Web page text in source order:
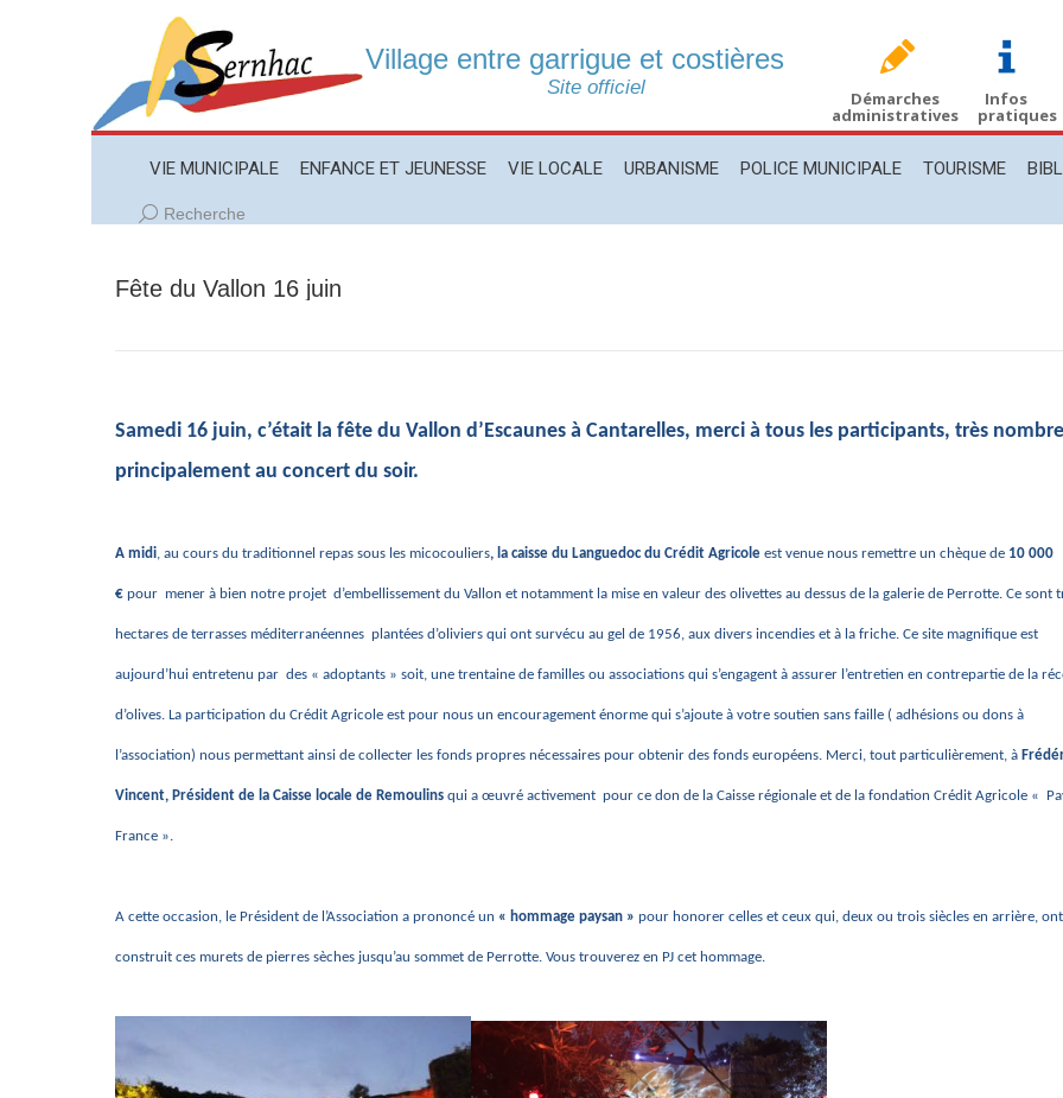
Village entre garrigue et costières
Site officiel Démarches
administratives
Infos
pratiques
VIE MUNICIPALE ENFANCE ET JEUNESSE VIE LOCALE URBANISME POLICE MUNICIPALE TOURISME
Recherche
Recherche
Fête du Vallon 16 juin
Samedi 16 juin, c’était la fête du Vallon d’Escaunes à Cantarelles, merci à tous les participants, très
principalement au concert du soir.
A midi, au cours du traditionnel repas sous les micocouliers, la caisse du Languedoc du Crédit Agricole est venue nous remettre un chèque de 10 000
€ pour mener à bien notre projet d’embellissement du Vallon et notamment la mise en valeur des olivettes au dessus de la galerie de Perrotte. Ce sont
hectares de terrasses méditerranéennes plantées d’oliviers qui ont survécu au gel de 1956, aux divers incendies et à la friche. Ce site magnifique est
aujourd’hui entretenu par des « adoptants » soit, une trentaine de familles ou associations qui s’engagent à assurer l’entretien en contrepartie de la
d’olives. La participation du Crédit Agricole est pour nous un encouragement énorme qui s’ajoute à votre soutien sans faille ( adhésions ou dons à
l’association) nous permettant ainsi de collecter les fonds propres nécessaires pour obtenir des fonds européens. Merci, tout particulièrement, à
Vincent, Président de la Caisse locale de Remoulins qui a œuvré activement pour ce don de la Caisse régionale et de la fondation Crédit Agricole «
France ».
A cette occasion, le Président de l’Association a prononcé un « hommage paysan » pour honorer celles et ceux qui, deux ou trois siècles en arrière, ont
construit ces murets de pierres sèches jusqu’au sommet de Perrotte. Vous trouverez en PJ cet hommage.
VIE MUNICIPALE ENFANCE ET JEUNESSE VIE LOCALE URBANISME POLICE MUNICIPALE TOURISME